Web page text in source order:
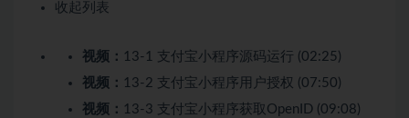
收起列表
视频： 13-1 支付宝小程序源码运行 (02:25)
视频： 13-2 支付宝小程序用户授权 (07:50)
视频： 13-3 支付宝小程序获取OpenID (09:08)